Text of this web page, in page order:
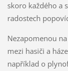
skoro každého a
radostech
Nezapomenou
mezi hasiči a
například o